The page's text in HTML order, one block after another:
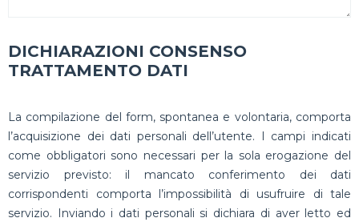
DICHIARAZIONI CONSENSO
TRATTAMENTO DATI
La compilazione del form, spontanea e volontaria, comporta
l’acquisizione dei dati personali dell’utente. I campi indicati
come obbligatori sono necessari per la sola erogazione del
servizio previsto: il mancato conferimento dei dati
corrispondenti comporta l’impossibilità di usufruire di tale
servizio. Inviando i dati personali si dichiara di aver letto ed